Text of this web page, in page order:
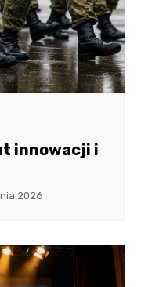
innowacji i
2026